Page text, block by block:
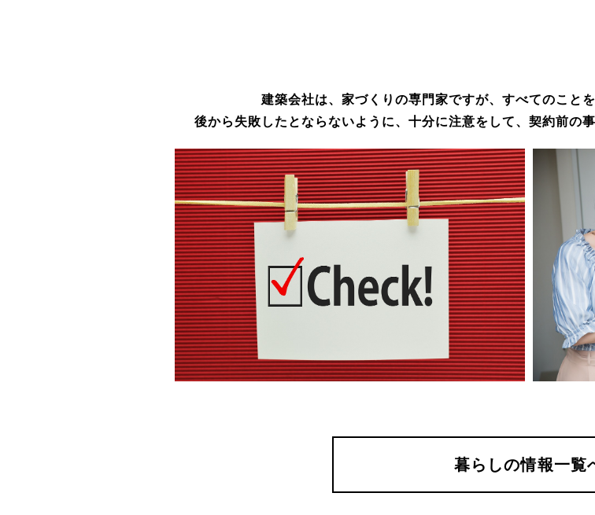
建築会社は、家づくりの専門家ですが、すべてのこと
後から失敗したとならないように、十分に注意をして、契約前の
暮らしの情報一覧